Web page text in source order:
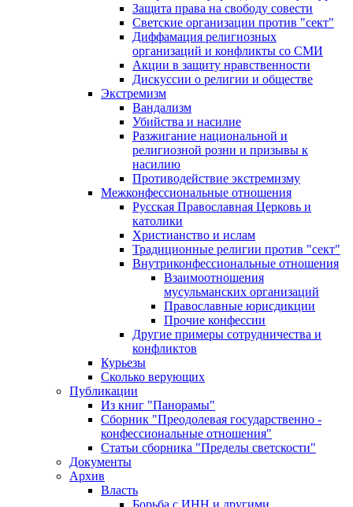
Защита права на свободу совести
Светские организации против "сект"
Диффамация религиозных
организаций и конфликты со СМИ
Акции в защиту нравственности
Дискуссии о религии и обществе
Экстремизм
Вандализм
Убийства и насилие
Разжигание национальной и
религиозной розни и призывы к
насилию
Противодействие экстремизму
Межконфессиональные отношения
Русская Православная Церковь и
католики
Христианство и ислам
Традиционные религии против "сект"
Внутриконфессиональные отношения
Взаимоотношения
мусульманских организаций
Православные юрисдикции
Прочие конфессии
Другие примеры сотрудничества и
конфликтов
Курьезы
Сколько верующих
Публикации
Из книг "Панорамы"
Сборник "Преодолевая государственно -
конфессиональные отношения"
Статьи сборника "Пределы светскости"
Документы
Архив
Власть
Борьба с ИНН и другими